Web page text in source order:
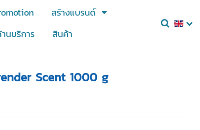
สร้างแบรนด์
นบริการ สินค้า
Scent 1000 g